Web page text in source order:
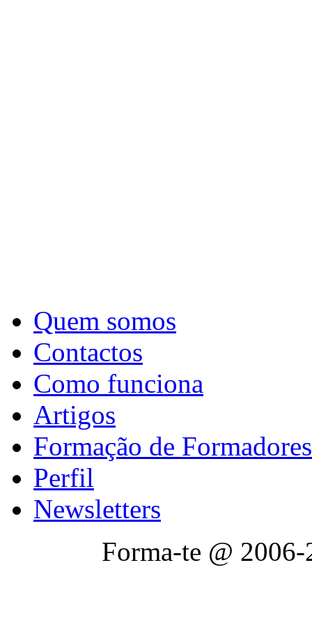
Quem somos
Contactos
Como funciona
Artigos
Formação de Formadores
Perfil
Newsletters
Forma-te @